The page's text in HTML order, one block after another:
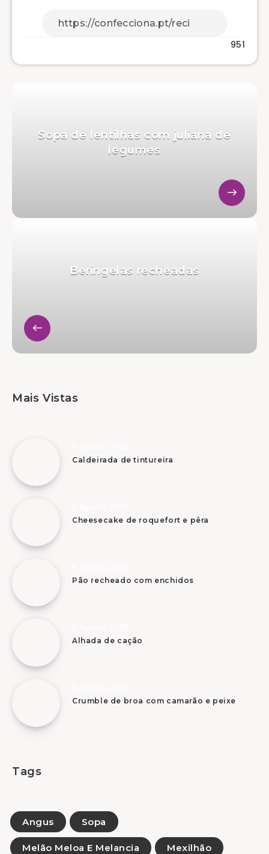
951
Sopa de lentilhas com juliana de
legumes
Beringelas recheadas
Mais Vistas
Caldeirada de tintureira
Cheesecake de roquefort e pêra
Pão recheado com enchidos
Alhada de cação
Crumble de broa com camarão e peixe
Tags
Angus Sopa
Melão Meloa E Melancia Mexilhão